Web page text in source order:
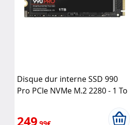
Disque dur interne SSD 990
Pro PCIe NVMe M.2 2280 - 1 To
249 ,99€